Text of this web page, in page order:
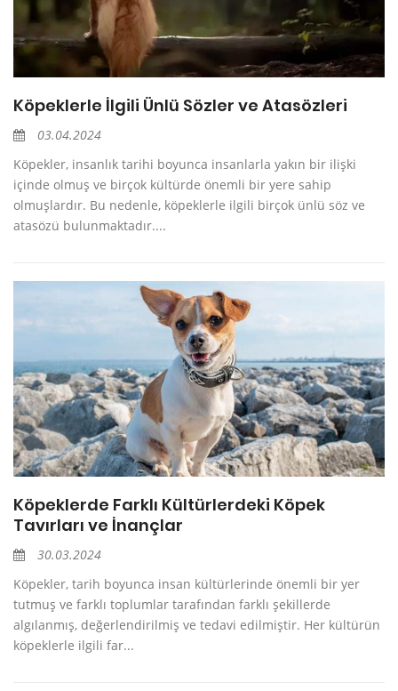
Köpeklerle İlgili Ünlü Sözler ve Atasözleri
03.04.2024
Köpekler, insanlık tarihi boyunca insanlarla yakın bir ilişki
içinde olmuş ve birçok kültürde önemli bir yere sahip
olmuşlardır. Bu nedenle, köpeklerle ilgili birçok ünlü söz ve
atasözü bulunmaktadır....
Köpeklerde Farklı Kültürlerdeki Köpek
Tavırları ve İnançlar
30.03.2024
Köpekler, tarih boyunca insan kültürlerinde önemli bir yer
tutmuş ve farklı toplumlar tarafından farklı şekillerde
algılanmış, değerlendirilmiş ve tedavi edilmiştir. Her kültürün
köpeklerle ilgili far...